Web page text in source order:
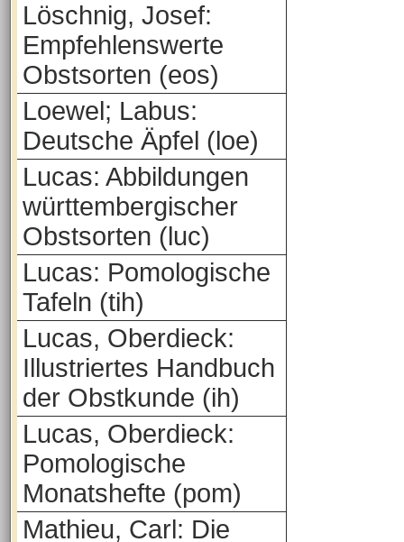
Löschnig, Josef:
Empfehlenswerte
Obstsorten (eos)
Loewel; Labus:
Deutsche Äpfel (loe)
Lucas: Abbildungen
württembergischer
Obstsorten (luc)
Lucas: Pomologische
Tafeln (tih)
Lucas, Oberdieck:
Illustriertes Handbuch
der Obstkunde (ih)
Lucas, Oberdieck:
Pomologische
Monatshefte (pom)
Mathieu, Carl: Die